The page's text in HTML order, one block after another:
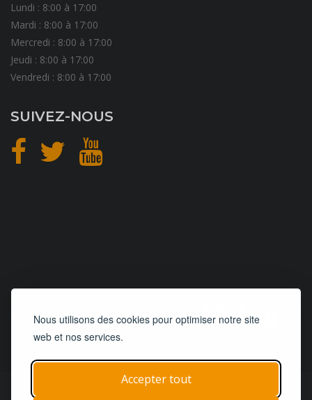
Nous utilisons des cookies pour optimiser notre site
web et nos services.
Accepter tout
Lundi : 8:00 à 17:00
Mardi : 8:00 à 17:00
Mercredi : 8:00 à 17:00
Jeudi : 8:00 à 17:00
Vendredi : 8:00 à 17:00
SUIVEZ-NOUS
CONCEPTIONetHÉBERGEMENT
© 2019 - 2026 | Tous droits réservés